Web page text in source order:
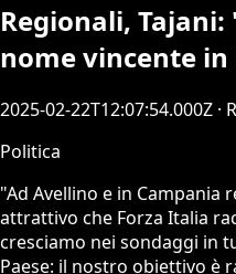
Regionali,
nome vincente
2025-02-22T12:07:54.000Z ·
Politica
"Ad Avellino e in
attrattivo che Forza Italia
cresciamo nei sondaggi in
Paese: il nostro obiettivo è